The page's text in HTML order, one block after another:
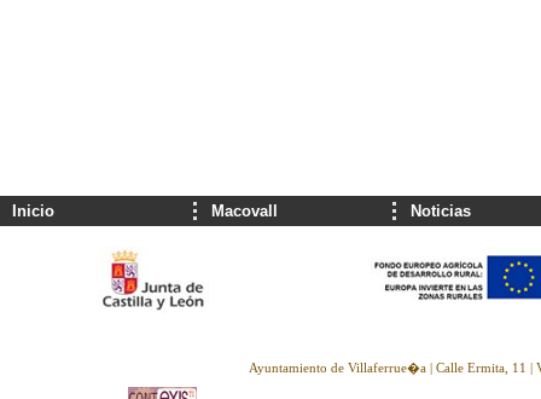
Inicio Macovall Noticias
Ayuntamiento de Villaferrue�a | Calle Ermita, 11